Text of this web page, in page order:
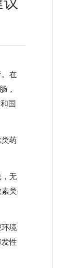
在
，
国
药
无
类
境
性